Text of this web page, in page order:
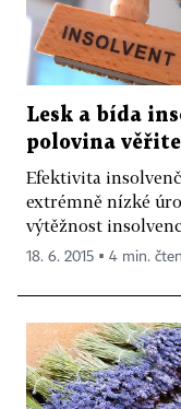
Lesk a bída
polovina
Efektivita
extrémně nízké
výtěžnost
18. 6. 2015 ▪ 4 min.